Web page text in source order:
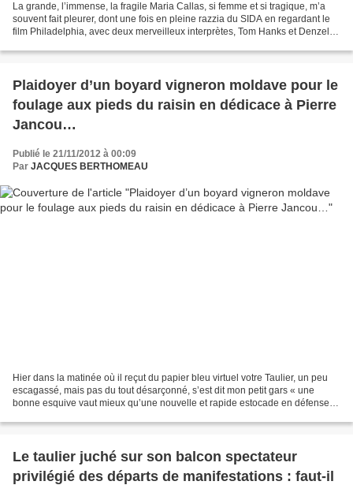
La grande, l’immense, la fragile Maria Callas, si femme et si tragique, m’a
souvent fait pleurer, dont une fois en pleine razzia du SIDA en regardant le
film Philadelphia, avec deux merveilleux interprètes, Tom Hanks et Denzel
Plaidoyer d’un boyard vigneron moldave pour le
foulage aux pieds du raisin en dédicace à Pierre
Jancou…
Publié le 21/11/2012 à 00:09
Par JACQUES BERTHOMEAU
Hier dans la matinée où il reçut du papier bleu virtuel votre Taulier, un peu
escagassé, mais pas du tout désarçonné, s’est dit mon petit gars « une
bonne esquive vaut mieux qu’une nouvelle et rapide estocade en défense.
Le taulier juché sur son balcon spectateur
privilégié des départs de manifestations : faut-il